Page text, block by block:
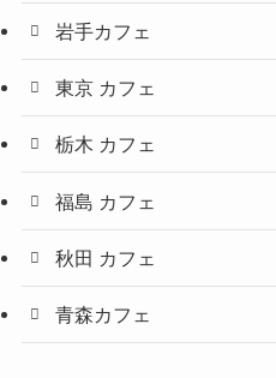
岩手カフェ
東京 カフェ
栃木 カフェ
福島 カフェ
秋田 カフェ
青森カフェ